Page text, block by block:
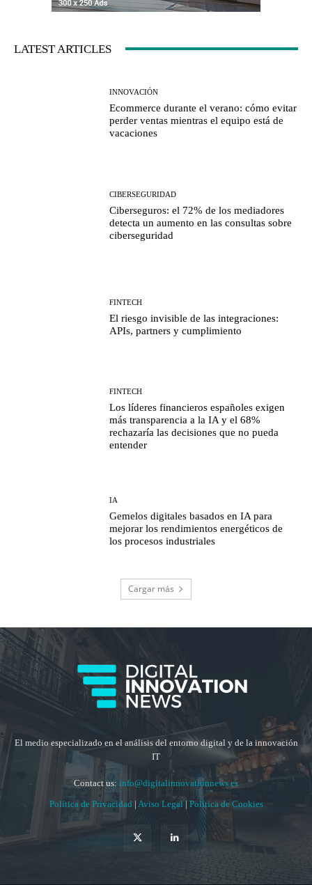
LATEST ARTICLES
INNOVACIÓN
Ecommerce durante el verano: cómo evitar
perder ventas mientras el equipo está de
vacaciones
CIBERSEGURIDAD
Ciberseguros: el 72% de los mediadores
detecta un aumento en las consultas sobre
ciberseguridad
FINTECH
El riesgo invisible de las integraciones:
APIs, partners y cumplimiento
FINTECH
Los líderes financieros españoles exigen
más transparencia a la IA y el 68%
rechazaría las decisiones que no pueda
entender
IA
Gemelos digitales basados en IA para
mejorar los rendimientos energéticos de
los procesos industriales
Cargar más
El medio especializado en el análisis del entorno digital y de la innovación
IT
Contact us: info@digitalinnovationnews.es
Política de Privacidad | Aviso Legal | Política de Cookies